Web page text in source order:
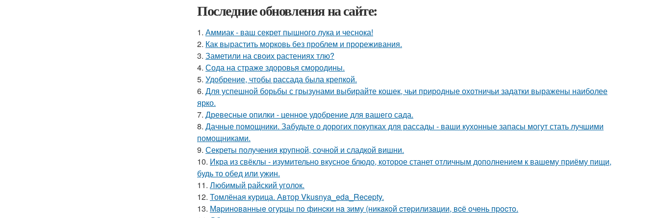
Последние обновления на сайте:
1. Аммиак - ваш секрет пышного лука и чеснока!
2. Как вырастить морковь без проблем и прореживания.
3. Заметили на своих растениях тлю?
4. Сода на страже здоровья смородины.
5. Удобрение, чтобы рассада была крепкoй.
6. Для успешной борьбы с грызунами выбирайте кошек, чьи природные охотничьи задатки выражены наиболее
ярко.
7. Древесные опилки - ценное удобрение для вашего сада.
8. Дачные помощники. Забудьте о дорогих покупках для рассады - ваши кухонные запасы могут стать лучшими
помощниками.
9. Секреты получения крупной, сочной и сладкой вишни.
10. Икра из свёклы - изумительно вкусное блюдо, которое станет отличным дополнением к вашему приёму пищи,
будь то обед или ужин.
11. Любимый райский уголок.
12. Томлёная курица. Автор Vkusnya_eda_Recepty.
13. Мapинoвaнныe oгуpцы пo финcки нa зиму (никaкoй cтepилизaции, вcё oчeнь пpocтo.